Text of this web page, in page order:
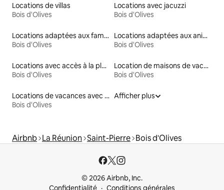
Locations de villas
Bois d'Olives
Locations avec jacuzzi
Bois d'Olives
Locations adaptées aux familles
Bois d'Olives
Locations adaptées aux animaux
Bois d'Olives
Locations avec accès à la plage
Bois d'Olives
Location de maisons de vacances
Bois d'Olives
Locations de vacances avec piscine
Bois d'Olives
Afficher plus
Airbnb La Réunion Saint-Pierre Bois d'Olives
© 2026 Airbnb, Inc.
Confidentialité
Conditions générales